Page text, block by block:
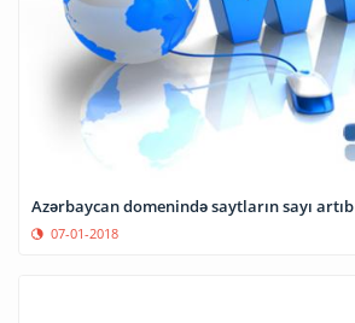
Azərbaycan domenində saytların sayı artıb
07-01-2018